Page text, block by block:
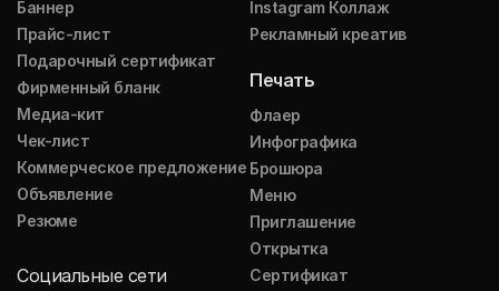
Баннер
Прайс-лист
Подарочный сертификат
Фирменный бланк
Медиа-кит
Чек-лист
Коммерческое предложение
Объявление
Резюме
Социальные сети
Instagram Коллаж
Рекламный креатив
Печать
Флаер
Инфографика
Брошюра
Меню
Приглашение
Открытка
Сертификат